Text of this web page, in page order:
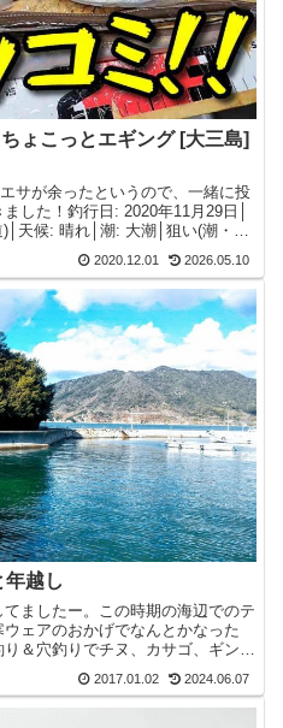
ょこっとエギング [大三島]
サが余ったというので、一緒に投
した！釣行日: 2020年11月29日│
天候: 晴れ│潮: 大潮│狙い(潮・時
2020.12.01 2026.05.10
越し
ましたー。この時期の海辺でのテ
ェアのおかげでなんとかなった
＆穴釣りでチヌ、カサゴ、ギン
2017.01.02 2024.06.07